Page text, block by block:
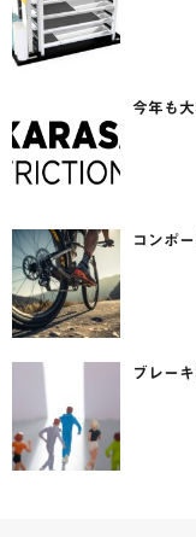
今年も
コンポ
ブレー